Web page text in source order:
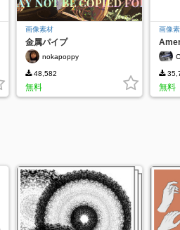
画像素材
金属パイプ
nokapoppy
48,582
無料
画像
無料